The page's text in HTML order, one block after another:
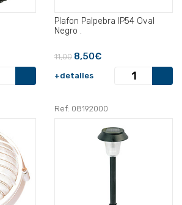
Plafon Palpebra IP54 Oval
Negro .
11,00 8,50€
+detalles
Ref: 08192000